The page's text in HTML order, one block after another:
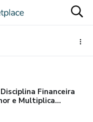
Financeira
e Multiplica